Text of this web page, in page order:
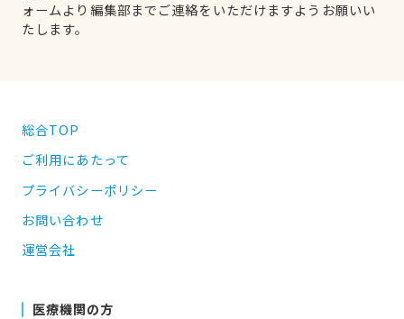
ォームより編集部までご連絡をいただけますようお願いい
たします。
総合TOP
ご利用にあたって
プライバシーポリシー
お問い合わせ
運営会社
医療機関の方